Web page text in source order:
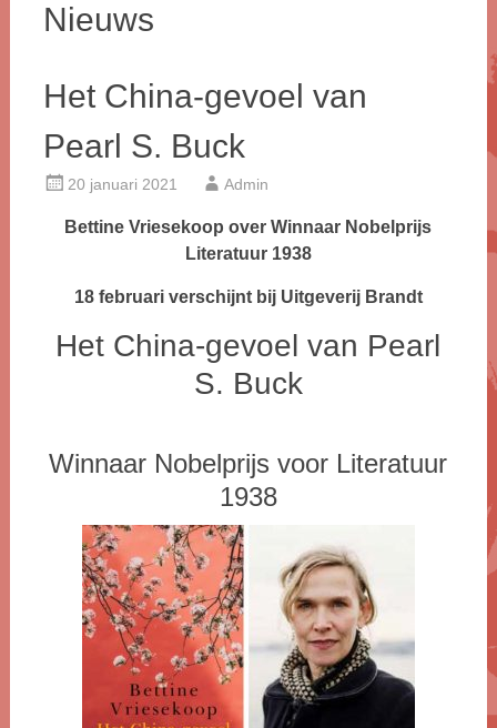
Nieuws
Het China-gevoel van
Pearl S. Buck
20 januari 2021 Admin
Bettine Vriesekoop over Winnaar Nobelprijs
Literatuur 1938
18 februari verschijnt bij Uitgeverij Brandt
Het China-gevoel van Pearl
S. Buck
Winnaar Nobelprijs voor Literatuur
1938